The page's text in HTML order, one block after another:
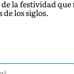
la festividad
los siglos.